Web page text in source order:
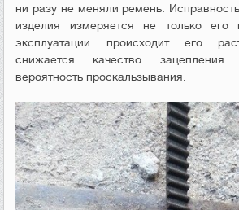
ни разу не меняли ремень.
изделия измеряется не только его
эксплуатации происходит его
снижается качество зацепления
вероятность проскальзывания.